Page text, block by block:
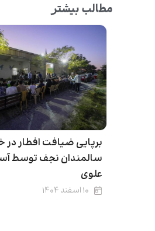
مطالب بیشتر
برپایی ضیافت افطار در
سالمندان نجف توسط
علوی
۱۰ اسفند ۱۴۰۴